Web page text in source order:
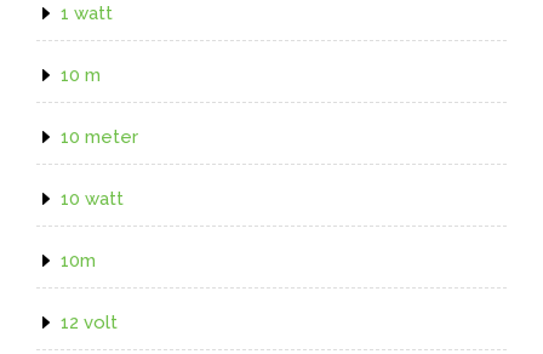
1 watt
10 m
10 meter
10 watt
10m
12 volt